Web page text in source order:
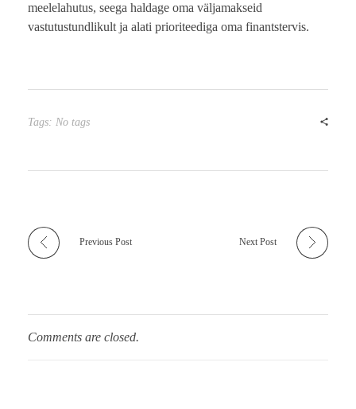
meelelahutus, seega haldage oma väljamakseid
vastutustundlikult ja alati prioriteediga oma finantstervis.
Tags: No tags
Previous Post Next Post
Comments are closed.